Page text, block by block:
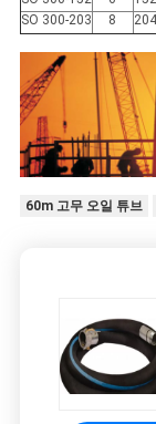
SO 300-203
8
60m 고무 오일 튜브